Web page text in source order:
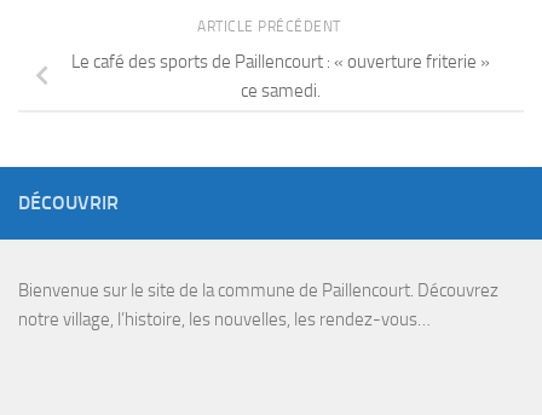
ARTICLE PRÉCÉDENT
Le café des sports de Paillencourt : « ouverture friterie »
ce samedi.
DÉCOUVRIR
Bienvenue sur le site de la commune de Paillencourt. Découvrez
notre village, l’histoire, les nouvelles, les rendez-vous…